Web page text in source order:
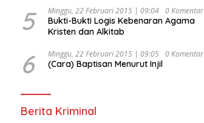
5 Minggu, 22 Februari 2015 | 09:04 0 Komentar
Bukti-Bukti Logis Kebenaran Agama
Kristen dan Alkitab
6 Minggu, 22 Februari 2015 | 09:05 0 Komentar
(Cara) Baptisan Menurut Injil
Berita Kriminal